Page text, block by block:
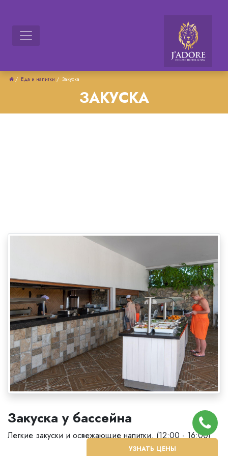
/ Еда и напитки / Закуска
ЗАКУСКА
Закуска у бассейна
Легкие закуски и освежающие напитки. (12:00 - 16:00)
УЗНАТЬ ЦЕНЫ